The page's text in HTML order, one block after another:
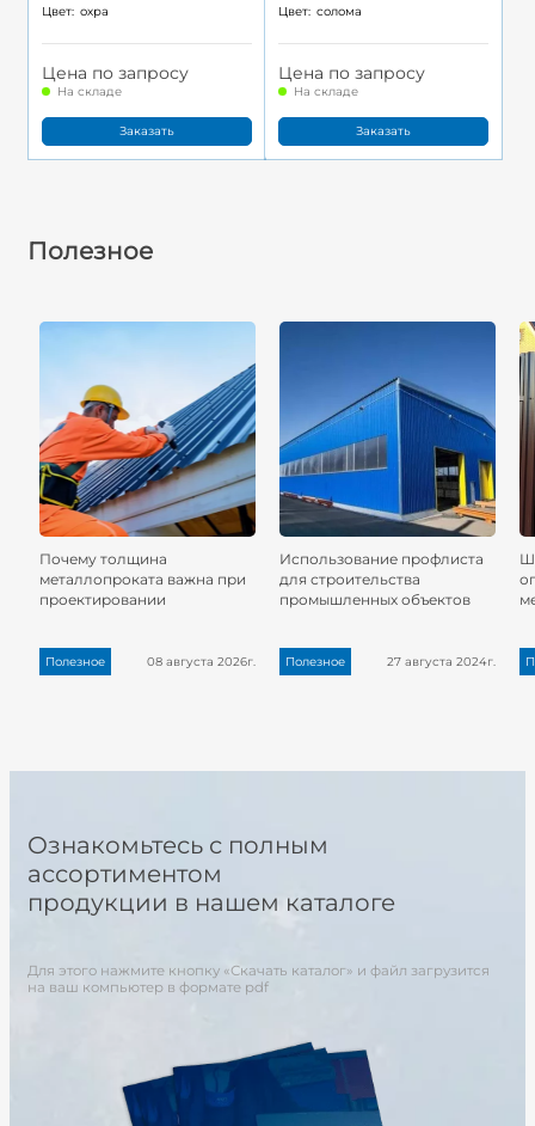
Цвет: охра
Цена по запросу
На складе
Заказать
Цвет: солома
Цена по запросу
На складе
Заказать
Полезное
Почему толщина
металлопроката важна при
проектировании
Полезное 08 августа 2026г.
Использование профлиста
для строительства
промышленных объектов
Полезное 27 августа 2024г.
Ознакомьтесь с полным
ассортиментом
продукции в нашем каталоге
Для этого нажмите кнопку «Скачать каталог» и файл загрузится
на ваш компьютер в формате pdf